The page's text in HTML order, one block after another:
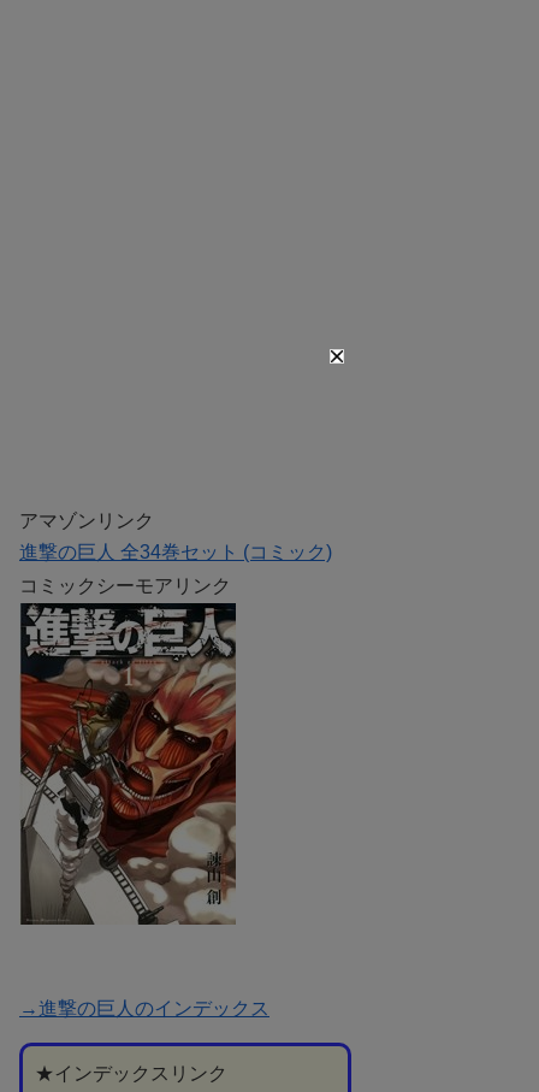
アマゾンリンク
進撃の巨人 全34巻セット (コミック)
コミックシーモアリンク
→進撃の巨人のインデックス
★インデックスリンク